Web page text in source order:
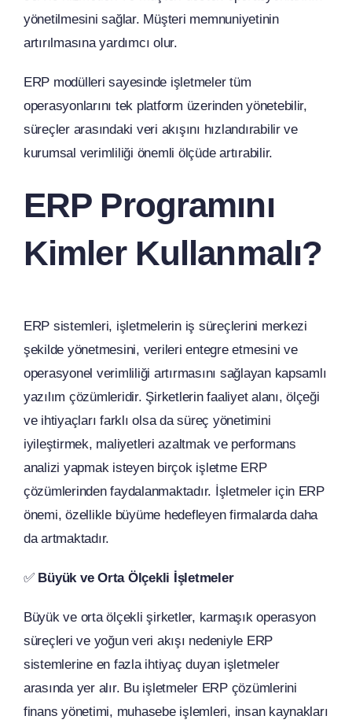
yönetilmesini sağlar. Müşteri memnuniyetinin
artırılmasına yardımcı olur.
ERP modülleri sayesinde işletmeler tüm
operasyonlarını tek platform üzerinden yönetebilir,
süreçler arasındaki veri akışını hızlandırabilir ve
kurumsal verimliliği önemli ölçüde artırabilir.
ERP Programını
Kimler Kullanmalı?
ERP sistemleri, işletmelerin iş süreçlerini merkezi
şekilde yönetmesini, verileri entegre etmesini ve
operasyonel verimliliği artırmasını sağlayan kapsamlı
yazılım çözümleridir. Şirketlerin faaliyet alanı, ölçeği
ve ihtiyaçları farklı olsa da süreç yönetimini
iyileştirmek, maliyetleri azaltmak ve performans
analizi yapmak isteyen birçok işletme ERP
çözümlerinden faydalanmaktadır. İşletmeler için ERP
önemi, özellikle büyüme hedefleyen firmalarda daha
da artmaktadır.
✅ Büyük ve Orta Ölçekli İşletmeler
Büyük ve orta ölçekli şirketler, karmaşık operasyon
süreçleri ve yoğun veri akışı nedeniyle ERP
sistemlerine en fazla ihtiyaç duyan işletmeler
arasında yer alır. Bu işletmeler ERP çözümlerini
finans yönetimi, muhasebe işlemleri, insan kaynakları